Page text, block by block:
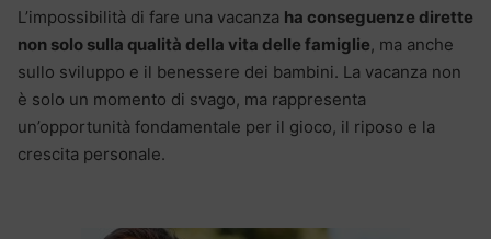
L’impossibilità di fare una vacanza ha conseguenze dirette
non solo sulla qualità della vita delle famiglie, ma anche
sullo sviluppo e il benessere dei bambini. La vacanza non
è solo un momento di svago, ma rappresenta
un’opportunità fondamentale per il gioco, il riposo e la
crescita personale.